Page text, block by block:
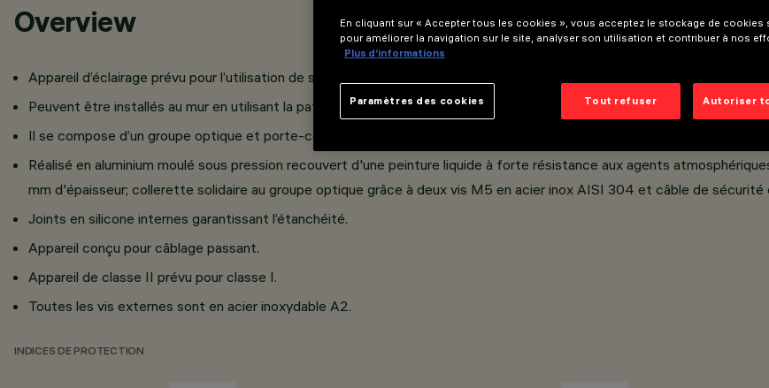
Overview
Appareil d’éclairage prévu pour l’utilisation de sources lumineuses à halogénures métalliques, halogènes et LED.
Peuvent être installés au mur en utilisant la patère prévue à cet effet.
Il se compose d’un groupe optique et porte-composants et d'un support pour installation au plafond.
Réalisé en aluminium moulé sous pression recouvert d'une peinture liquide à forte résistance aux agents
mm d'épaisseur; collerette solidaire au groupe optique grâce à deux vis M5 en acier inox AISI 304 et câble de sécurité
Joints en silicone internes garantissant l’étanchéité.
Appareil conçu pour câblage passant.
Appareil de classe II prévu pour classe I.
Toutes les vis externes sont en acier inoxydable A2.
INDICES DE PROTECTION
En cliquant sur « Accepter tous les cookies », vous acceptez le stockage de cookies
pour améliorer la navigation sur le site, analyser son utilisation et contribuer à nos
Plus d’informations
Tout refuser Autoriser
Paramètres des cookies